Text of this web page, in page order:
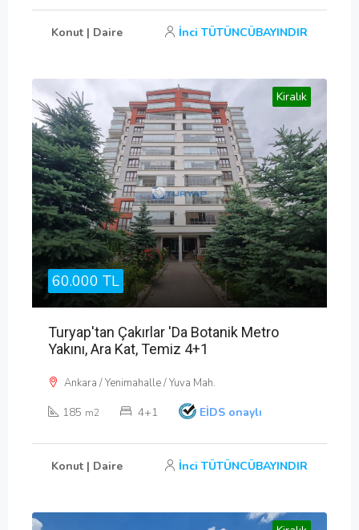
Konut | Daire İnci TÜTÜNCÜBAYINDIR
Kiralık
60.000 TL
Turyap'tan Çakırlar 'da Botanik Metro
Yakını, Ara Kat, Temiz 4+1
Ankara / Yenimahalle / Yuva Mah.
185 m2 4+1 EİDS onaylı
Konut | Daire İnci TÜTÜNCÜBAYINDIR